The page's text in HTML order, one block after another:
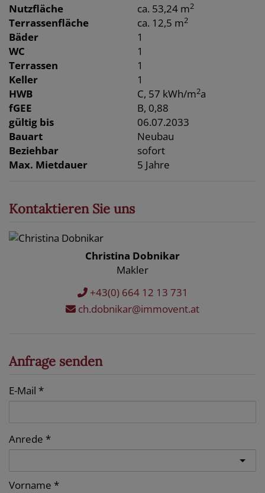
Nutzfläche ca. 53,24 m2
Terrassenfläche ca. 12,5 m2
Bäder
1
WC
1
Terrassen
1
Keller
1
HWB
C, 57 kWh/m2a
fGEE
B, 0,88
gültig bis
06.07.2033
Bauart
Neubau
Beziehbar
sofort
Max. Mietdauer
5 Jahre
Kontaktieren Sie uns
Christina Dobnikar
Makler
+43(0) 664 12 13 731
ch.dobnikar@immovent.at
Anfrage senden
E-Mail
Anrede
Vorname